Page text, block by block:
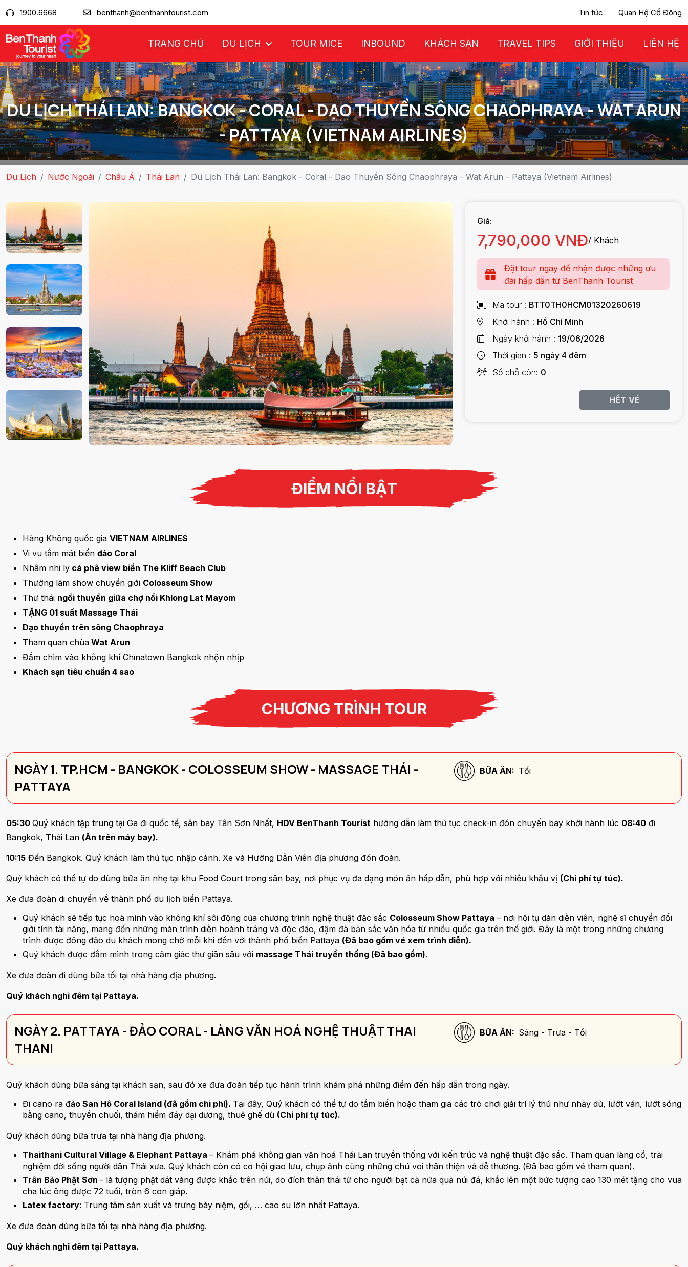
1900.6668 benthanh@benthanhtourist.com Tin tức Quan Hệ Cổ Đông
TRANG CHỦ DU LỊCH TOUR MICE INBOUND KHÁCH SẠN TRAVEL TIPS GIỚI THIỆU LIÊN HỆ
DU LỊCH THÁI LAN: BANGKOK - CORAL - DẠO THUYỀN SÔNG CHAOPHRAYA - WAT ARUN
- PATTAYA (VIETNAM AIRLINES)
Du Lịch Nước Ngoài Châu Á Thái Lan Du Lịch Thái Lan: Bangkok - Coral - Dạo Thuyền Sông Chaophraya - Wat Arun - Pattaya (Vietnam Airlines)
Giá:
7,790,000 VNĐ/ Khách
Đặt tour ngay để nhận được những ưu
đãi hấp dẫn từ BenThanh Tourist
Mã tour
BTT0TH0HCM01320260619
Khởi hành
Hồ Chí Minh
Ngày khởi hành
19/06/2026
Thời gian
5 ngày 4 đêm
Số chỗ còn 0
HẾT VÉ
ĐIỂM NỔI BẬT
Hàng Không quốc gia VIETNAM AIRLINES
Vi vu tắm mát biển đảo Coral
Nhâm nhi ly cà phê view biển The Kliff Beach Club
Thưởng lãm show chuyển giới Colosseum Show
Thư thái ngồi thuyền giữa chợ nổi Khlong Lat Mayom
TẶNG 01 suất Massage Thái
Dạo thuyền trên sông Chaophraya
Tham quan chùa Wat Arun
Đắm chìm vào không khí Chinatown Bangkok nhộn nhịp
Khách sạn tiêu chuẩn 4 sao
CHƯƠNG TRÌNH TOUR
NGÀY 1. TP.HCM - BANGKOK - COLOSSEUM SHOW - MASSAGE THÁI -
PATTAYA
BỮA ĂN: Tối
05:30 Quý khách tập trung tại Ga đi quốc tế, sân bay Tân Sơn Nhất, HDV BenThanh Tourist hướng dẫn làm thủ tục check-in đón chuyến bay khởi hành lúc 08:40 đi
Bangkok, Thái Lan (Ăn trên máy bay).
10:15 Đến Bangkok. Quý khách làm thủ tục nhập cảnh. Xe và Hướng Dẫn Viên địa phương đón đoàn.
Quý khách có thể tự do dùng bữa ăn nhẹ tại khu Food Court trong sân bay, nơi phục vụ đa dạng món ăn hấp dẫn, phù hợp với nhiều khẩu vị (Chi phí tự túc).
Xe đưa đoàn di chuyển về thành phố du lịch biển Pattaya.
Quý khách sẽ tiếp tục hoà mình vào không khí sôi động của chương trình nghệ thuật đặc sắc Colosseum Show Pattaya – nơi hội tụ dàn diễn viên, nghệ sĩ chuyển đổi
giới tính tài năng, mang đến những màn trình diễn hoành tráng và độc đáo, đậm đà bản sắc văn hóa từ nhiều quốc gia trên thế giới. Đây là một trong những chương
trình được đông đảo du khách mong chờ mỗi khi đến với thành phố biển Pattaya (Đã bao gồm vé xem trình diễn).
Quý khách được đắm mình trong cảm giác thư giãn sâu với massage Thái truyền thống (Đã bao gồm).
Xe đưa đoàn đi dùng bữa tối tại nhà hàng địa phương.
Quý khách nghỉ đêm tại Pattaya.
NGÀY 2. PATTAYA - ĐẢO CORAL - LÀNG VĂN HOÁ NGHỆ THUẬT THAI
THANI
BỮA ĂN: Sáng - Trưa - Tối
Quý khách dùng bữa sáng tại khách sạn, sau đó xe đưa đoàn tiếp tục hành trình khám phá những điểm đến hấp dẫn trong ngày.
Đi cano ra đảo San Hô Coral Island (đã gồm chi phí). Tại đây, Quý khách có thể tự do tắm biển hoặc tham gia các trò chơi giải trí lý thú như nhảy dù, lướt ván, lướt sóng
bằng cano, thuyền chuối, thám hiểm đáy dại dương, thuê ghế dù (Chi phí tự túc).
Quý khách dùng bữa trưa tại nhà hàng địa phương.
Thaithani Cultural Village & Elephant Pattaya – Khám phá không gian văn hoá Thái Lan truyền thống với kiến trúc và nghệ thuật đặc sắc. Tham quan làng cổ, trải
nghiệm đời sống người dân Thái xưa. Quý khách còn có cơ hội giao lưu, chụp ảnh cùng những chú voi thân thiện và dễ thương. (Đã bao gồm vé tham quan).
Trân Bảo Phật Sơn - là tượng phật dát vàng được khắc trên núi, do đích thân thái tử cho người bạt cả nửa quả núi đá, khắc lên một bức tượng cao 130 mét tặng cho vua
cha lúc ông được 72 tuổi, tròn 6 con giáp.
Latex factory: Trung tâm sản xuất và trưng bày niệm, gối, … cao su lớn nhất Pattaya.
Xe đưa đoàn dùng bữa tối tại nhà hàng địa phương.
Quý khách nghỉ đêm tại Pattaya.